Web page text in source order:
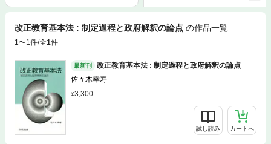
改正教育基本法 : 制定過程と政府解釈の論点 の作品一覧
1〜1件/全1件
最新刊
改正教育基本法 : 制定過程と政府解釈の論点
佐々木幸寿
3,300
試し読み カートへ